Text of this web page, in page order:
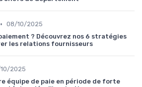
• 08/10/2025
? Découvrez nos 6 stratégies
les relations fournisseurs
2025
équipe de paie en période de forte